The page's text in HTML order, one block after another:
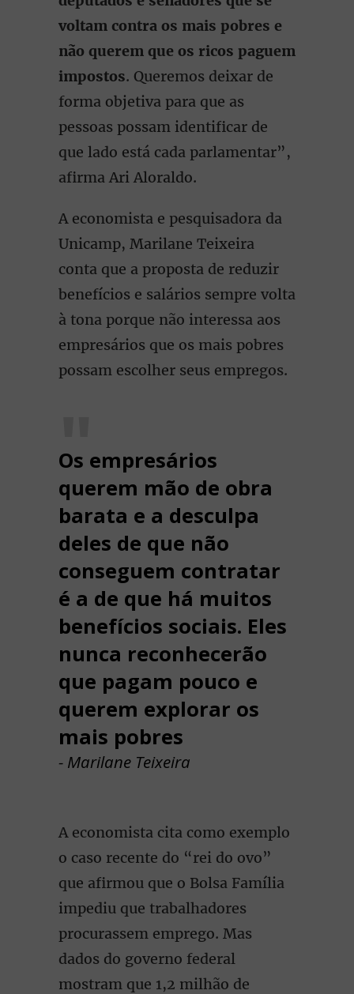
voltam contra os mais pobres e
não querem que os ricos paguem
impostos. Queremos deixar de
forma objetiva para que as
pessoas possam identificar de
que lado está cada parlamentar”,
afirma Ari Aloraldo.
A economista e pesquisadora da
Unicamp, Marilane Teixeira
conta que a proposta de reduzir
benefícios e salários sempre volta
à tona porque não interessa aos
empresários que os mais pobres
possam escolher seus empregos.
Os empresários
querem mão de obra
barata e a desculpa
deles de que não
conseguem contratar
é a de que há muitos
benefícios sociais. Eles
nunca reconhecerão
que pagam pouco e
querem explorar os
mais pobres
- Marilane Teixeira
A economista cita como exemplo
o caso recente do “rei do ovo”
que afirmou que o Bolsa Família
impediu que trabalhadores
procurassem emprego. Mas
dados do governo federal
mostram que 1,2 milhão de